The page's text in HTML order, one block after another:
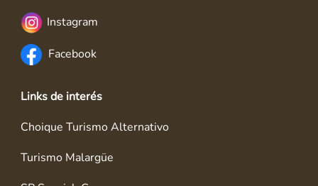
Instagram
Facebook
Links de interés
Choique Turismo Alternativo
Turismo Malargüe